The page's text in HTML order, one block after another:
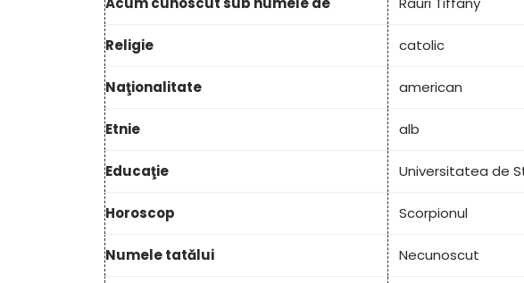
Religie catolic
Naţionalitate american
Etnie alb
Educaţie Universitatea de
Horoscop Scorpionul
Numele tatălui Necunoscut